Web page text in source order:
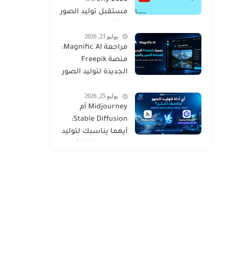
مستقبل توليد الصور
من أدوبي
يوليو 23, 2026
مراجعة Magnific AI:
منصة Freepik
الجديدة لتوليد الصور
الاصطناعي
يوليو 25, 2026
Midjourney أم
Stable Diffusion:
أيهما يناسبك لتوليد